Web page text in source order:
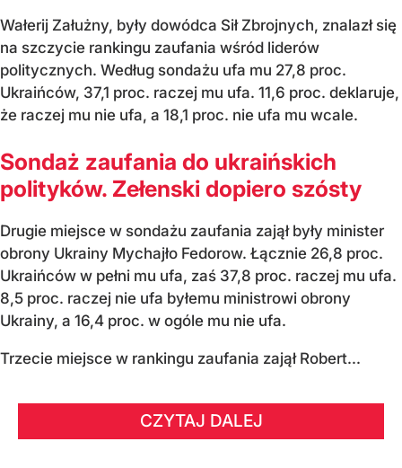
Wałerij Załużny, były dowódca Sił Zbrojnych, znalazł się
na szczycie rankingu zaufania wśród liderów
politycznych. Według sondażu ufa mu 27,8 proc.
Ukraińców, 37,1 proc. raczej mu ufa. 11,6 proc. deklaruje,
że raczej mu nie ufa, a 18,1 proc. nie ufa mu wcale.
Sondaż zaufania do ukraińskich
polityków. Zełenski dopiero szósty
Drugie miejsce w sondażu zaufania zajął były minister
obrony Ukrainy Mychajło Fedorow. Łącznie 26,8 proc.
Ukraińców w pełni mu ufa, zaś 37,8 proc. raczej mu ufa.
8,5 proc. raczej nie ufa byłemu ministrowi obrony
Ukrainy, a 16,4 proc. w ogóle mu nie ufa.
Trzecie miejsce w rankingu zaufania zajął Robert...
CZYTAJ DALEJ